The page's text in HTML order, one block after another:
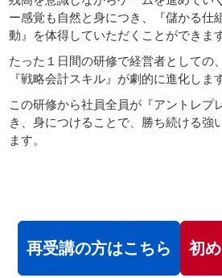
ー感覚も自然と身につき、『儲かる仕
動』を体得していただくことができま
たった１日間の研修で経営者としての
『戦略会計スキル』が劇的に進化しま
この研修から社員全員が『アントレプ
き、身につけることで、勝ち続ける強
ます。
再受講の方はこちら 初